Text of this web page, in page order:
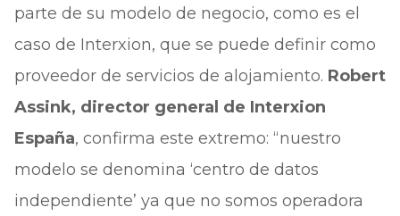
parte de su modelo de negocio, como es el
caso de Interxion, que se puede definir como
proveedor de servicios de alojamiento. Robert
Assink, director general de Interxion
España, confirma este extremo: “nuestro
modelo se denomina ‘centro de datos
independiente’ ya que no somos operadora